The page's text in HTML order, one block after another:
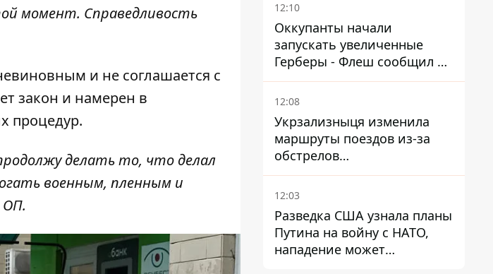
момент. Справедливость
и не соглашается с
закон и намерен в
процедур.
делать то, что делал
военным, пленным и
ОП.
12:10
Оккупанты начали
запускать увеличенные
Герберы - Флеш сообщил о
новой модификации дрона
12:08
Укрзализныця изменила
маршруты поездов из-за
обстрелов
Днепропетровщины,
Харьковщины и Запорожья
12:03
Разведка США узнала планы
Путина на войну с НАТО,
нападение может